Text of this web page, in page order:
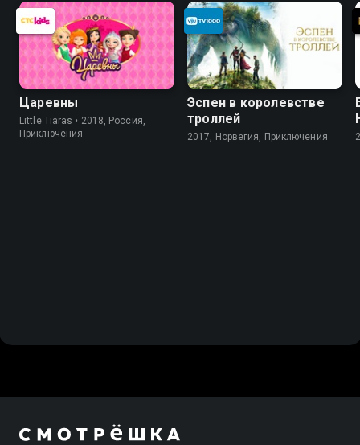
Царевны
Little Tiaras • 2018, Россия,
Приключения
Эспен в королевстве
троллей
2017, Норвегия, Приключения